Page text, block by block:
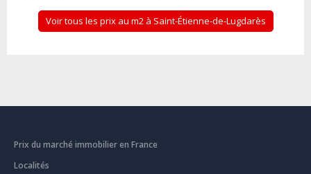
Voir tous les prix au m2 à Saint-Étienne-de-Lugdarès
Prix du marché immobilier en France
Localités